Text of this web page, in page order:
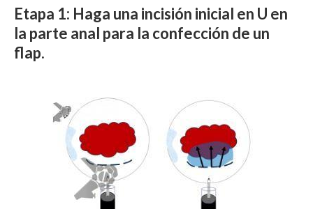
Etapa 1: Haga una incisión inicial en U en
la parte anal para la confección de un
flap.